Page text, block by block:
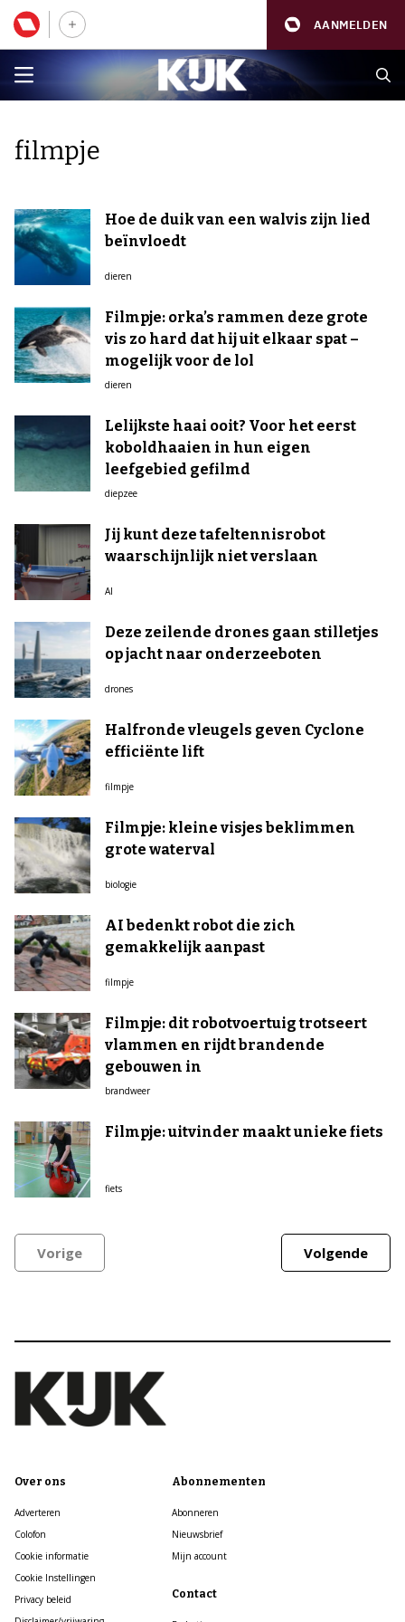
AANMELDEN
filmpje
Hoe de duik van een walvis zijn lied
beïnvloedt
dieren
Filmpje: orka’s rammen deze grote
vis zo hard dat hij uit elkaar spat –
mogelijk voor de lol
dieren
Lelijkste haai ooit? Voor het eerst
koboldhaaien in hun eigen
leefgebied gefilmd
diepzee
Jij kunt deze tafeltennisrobot
waarschijnlijk niet verslaan
AI
Deze zeilende drones gaan stilletjes
op jacht naar onderzeeboten
drones
Halfronde vleugels geven Cyclone
efficiënte lift
filmpje
Filmpje: kleine visjes beklimmen
grote waterval
biologie
AI bedenkt robot die zich
gemakkelijk aanpast
filmpje
Filmpje: dit robotvoertuig trotseert
vlammen en rijdt brandende
gebouwen in
brandweer
Filmpje: uitvinder maakt unieke fiets
fiets
Vorige Volgende
Over ons
Adverteren
Colofon
Cookie informatie
Cookie Instellingen
Privacy beleid
Abonnementen
Abonneren
Nieuwsbrief
Mijn account
Contact